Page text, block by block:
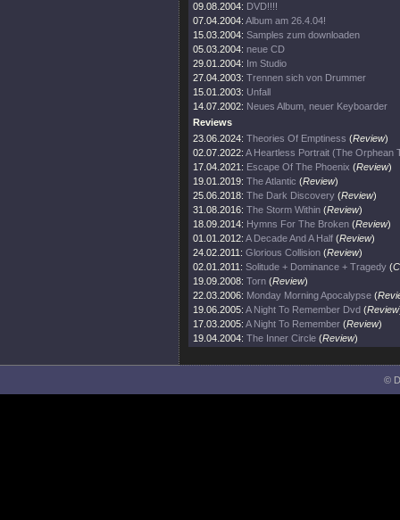
09.08.2004: DVD!!!!
07.04.2004: Album am 26.4.04!
15.03.2004: Samples zum downloaden
05.03.2004: neue CD
29.01.2004: Im Studio
27.04.2003: Trennen sich von Drummer
15.01.2003: Unfall
14.07.2002: Neues Album, neuer Keyboarder
Reviews
23.06.2024: Theories Of Emptiness (Review)
02.07.2022: A Heartless Portrait (The Orphean
17.04.2021: Escape Of The Phoenix (Review)
19.01.2019: The Atlantic (Review)
25.06.2018: The Dark Discovery (Review)
31.08.2016: The Storm Within (Review)
18.09.2014: Hymns For The Broken (Review)
01.01.2012: A Decade And A Half (Review)
24.02.2011: Glorious Collision (Review)
02.01.2011: Solitude + Dominance + Tragedy (
19.09.2008: Torn (Review)
22.03.2006: Monday Morning Apocalypse (
19.06.2005: A Night To Remember Dvd (Review
17.03.2005: A Night To Remember (Review)
19.04.2004: The Inner Circle (Review)
©